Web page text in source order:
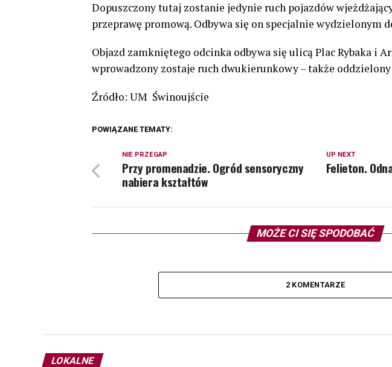
Dopuszczony tutaj zostanie jedynie ruch pojazdów
przeprawę promową. Odbywa się on specjalnie wydzielonym
Objazd zamkniętego odcinka odbywa się ulicą Plac Rybaka i
wprowadzony zostaje ruch dwukierunkowy – także oddzielony
Źródło: UM Świnoujście
POWIĄZANE TEMATY:
UP NEXT
Felieton.
NIE PRZEGAP
Przy promenadzie. Ogród sensoryczny
nabiera kształtów
MOŻE CI SIĘ SPODOBAĆ
2 KOMENTARZE
LOKALNE